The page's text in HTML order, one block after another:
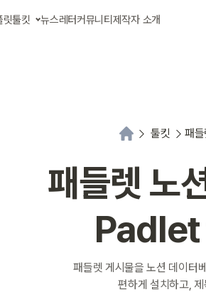
릿툴킷 뉴스레터커뮤니티 제작자 소개
툴킷 패
패들렛 노
패들렛 게시물을 노션 데이터
편하게 설치하고,